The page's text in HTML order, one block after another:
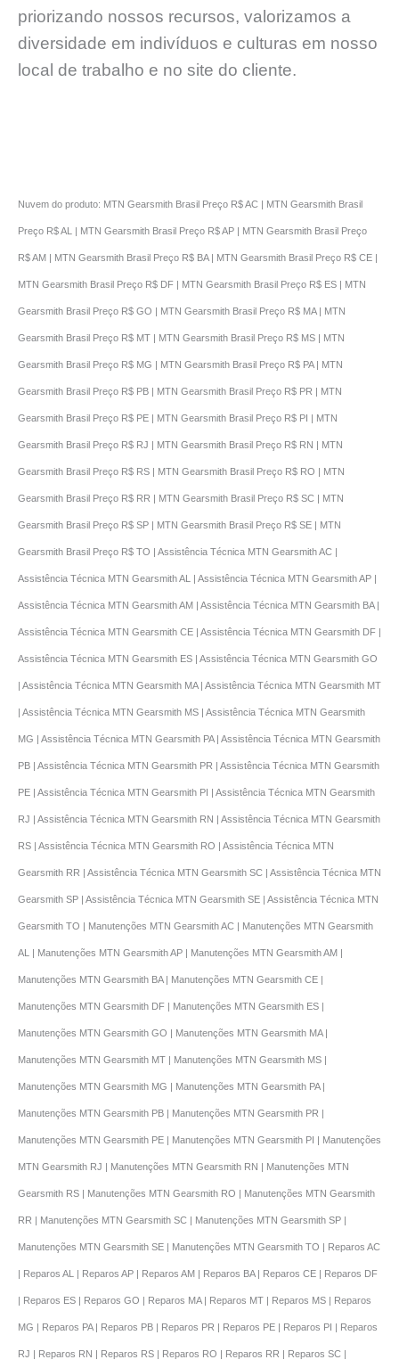
priorizando nossos recursos, valorizamos a
diversidade em indivíduos e culturas em nosso
local de trabalho e no site do cliente.
Nuvem do produto: MTN Gearsmith Brasil Preço R$ AC | MTN Gearsmith Brasil
Preço R$ AL | MTN Gearsmith Brasil Preço R$ AP | MTN Gearsmith Brasil Preço
R$ AM | MTN Gearsmith Brasil Preço R$ BA | MTN Gearsmith Brasil Preço R$ CE |
MTN Gearsmith Brasil Preço R$ DF | MTN Gearsmith Brasil Preço R$ ES | MTN
Gearsmith Brasil Preço R$ GO | MTN Gearsmith Brasil Preço R$ MA | MTN
Gearsmith Brasil Preço R$ MT | MTN Gearsmith Brasil Preço R$ MS | MTN
Gearsmith Brasil Preço R$ MG | MTN Gearsmith Brasil Preço R$ PA | MTN
Gearsmith Brasil Preço R$ PB | MTN Gearsmith Brasil Preço R$ PR | MTN
Gearsmith Brasil Preço R$ PE | MTN Gearsmith Brasil Preço R$ PI | MTN
Gearsmith Brasil Preço R$ RJ | MTN Gearsmith Brasil Preço R$ RN | MTN
Gearsmith Brasil Preço R$ RS | MTN Gearsmith Brasil Preço R$ RO | MTN
Gearsmith Brasil Preço R$ RR | MTN Gearsmith Brasil Preço R$ SC | MTN
Gearsmith Brasil Preço R$ SP | MTN Gearsmith Brasil Preço R$ SE | MTN
Gearsmith Brasil Preço R$ TO | Assistência Técnica MTN Gearsmith AC |
Assistência Técnica MTN Gearsmith AL | Assistência Técnica MTN Gearsmith AP |
Assistência Técnica MTN Gearsmith AM | Assistência Técnica MTN Gearsmith BA |
Assistência Técnica MTN Gearsmith CE | Assistência Técnica MTN Gearsmith DF |
Assistência Técnica MTN Gearsmith ES | Assistência Técnica MTN Gearsmith GO
| Assistência Técnica MTN Gearsmith MA | Assistência Técnica MTN Gearsmith MT
| Assistência Técnica MTN Gearsmith MS | Assistência Técnica MTN Gearsmith
MG | Assistência Técnica MTN Gearsmith PA | Assistência Técnica MTN Gearsmith
PB | Assistência Técnica MTN Gearsmith PR | Assistência Técnica MTN Gearsmith
PE | Assistência Técnica MTN Gearsmith PI | Assistência Técnica MTN Gearsmith
RJ | Assistência Técnica MTN Gearsmith RN | Assistência Técnica MTN Gearsmith
RS | Assistência Técnica MTN Gearsmith RO | Assistência Técnica MTN
Gearsmith RR | Assistência Técnica MTN Gearsmith SC | Assistência Técnica MTN
Gearsmith SP | Assistência Técnica MTN Gearsmith SE | Assistência Técnica MTN
Gearsmith TO | Manutenções MTN Gearsmith AC | Manutenções MTN Gearsmith
AL | Manutenções MTN Gearsmith AP | Manutenções MTN Gearsmith AM |
Manutenções MTN Gearsmith BA | Manutenções MTN Gearsmith CE |
Manutenções MTN Gearsmith DF | Manutenções MTN Gearsmith ES |
Manutenções MTN Gearsmith GO | Manutenções MTN Gearsmith MA |
Manutenções MTN Gearsmith MT | Manutenções MTN Gearsmith MS |
Manutenções MTN Gearsmith MG | Manutenções MTN Gearsmith PA |
Manutenções MTN Gearsmith PB | Manutenções MTN Gearsmith PR |
Manutenções MTN Gearsmith PE | Manutenções MTN Gearsmith PI | Manutenções
MTN Gearsmith RJ | Manutenções MTN Gearsmith RN | Manutenções MTN
Gearsmith RS | Manutenções MTN Gearsmith RO | Manutenções MTN Gearsmith
RR | Manutenções MTN Gearsmith SC | Manutenções MTN Gearsmith SP |
Manutenções MTN Gearsmith SE | Manutenções MTN Gearsmith TO | Reparos AC
| Reparos AL | Reparos AP | Reparos AM | Reparos BA | Reparos CE | Reparos DF
| Reparos ES | Reparos GO | Reparos MA | Reparos MT | Reparos MS | Reparos
MG | Reparos PA | Reparos PB | Reparos PR | Reparos PE | Reparos PI | Reparos
RJ | Reparos RN | Reparos RS | Reparos RO | Reparos RR | Reparos SC |